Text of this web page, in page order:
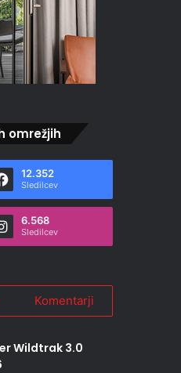
omrežjih
12.352
Sledilcev
6.568
Sledilcev
Komentarji
Wildtrak 3.0